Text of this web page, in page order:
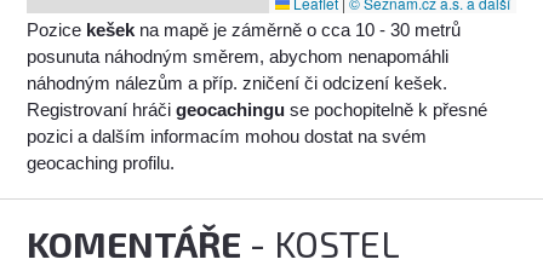
Pozice kešek na mapě je záměrně o cca 10 - 30 metrů
posunuta náhodným směrem, abychom nenapomáhli
náhodným nálezům a příp. zničení či odcizení kešek.
Registrovaní hráčigeocachingu se pochopitelně k přesné
pozici a dalším informacím mohou dostat na svém
geocaching profilu.
KOMENTÁŘE - KOSTEL